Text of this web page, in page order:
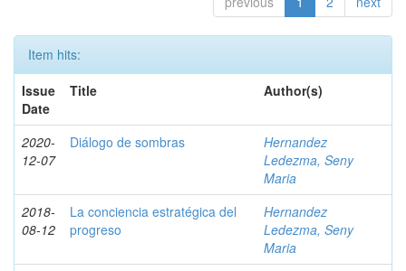
Item hits:
Issue
Date
Title Author(s)
2020-
12-07
Diálogo de sombras
Hernandez
Ledezma, Seny
Maria
2018-
08-12
La conciencia estratégica del
progreso
Hernandez
Ledezma, Seny
Maria